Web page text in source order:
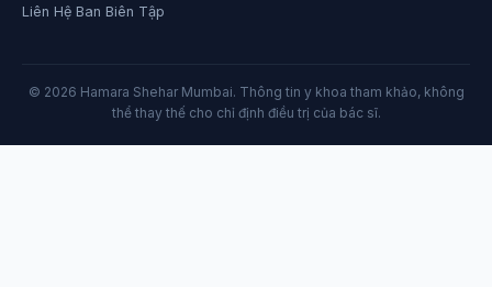
Liên Hệ Ban Biên Tập
© 2026 Hamara Shehar Mumbai. Thông tin y khoa tham khảo, không
thể thay thế cho chỉ định điều trị của bác sĩ.